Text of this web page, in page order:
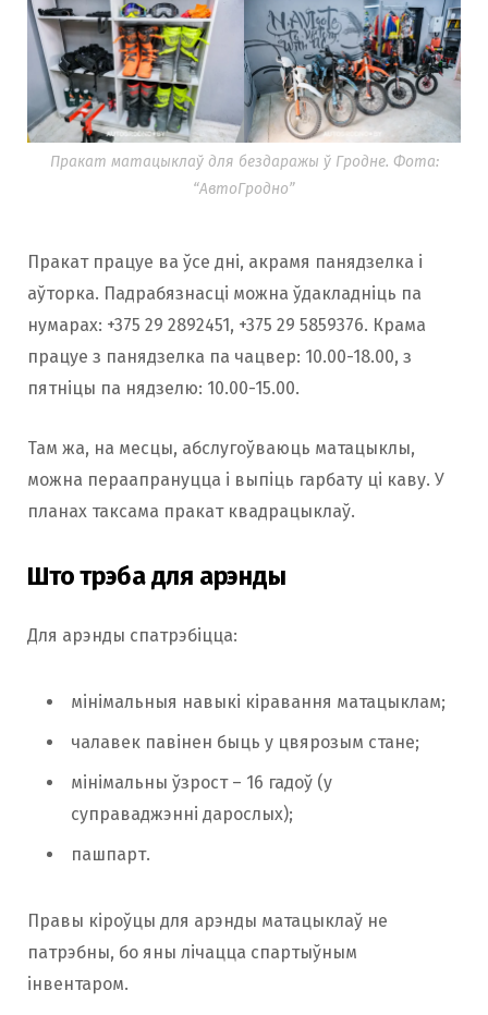
Пракат матацыклаў для бездаражы ў Гродне. Фота:
“АвтоГродно”
Пракат працуе ва ўсе дні, акрамя панядзелка і
аўторка. Падрабязнасці можна ўдакладніць па
нумарах: +375 29 2892451, +375 29 5859376. Крама
працуе з панядзелка па чацвер: 10.00-18.00, з
пятніцы па нядзелю: 10.00-15.00.
Там жа, на месцы, абслугоўваюць матацыклы,
можна пераапрануцца і выпіць гарбату ці каву. У
планах таксама пракат квадрацыклаў.
Што трэба для арэнды
Для арэнды спатрэбіцца:
мінімальныя навыкі кіравання матацыклам;
чалавек павінен быць у цвярозым стане;
мінімальны ўзрост – 16 гадоў (у
суправаджэнні дарослых);
пашпарт.
Правы кіроўцы для арэнды матацыклаў не
патрэбны, бо яны лічацца спартыўным
інвентаром.